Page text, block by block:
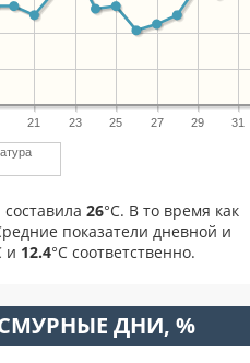
21 23 25 27 29 31
26°С. В то время как
показатели дневной и
и 12.4°С соответственно.
ДНИ, %